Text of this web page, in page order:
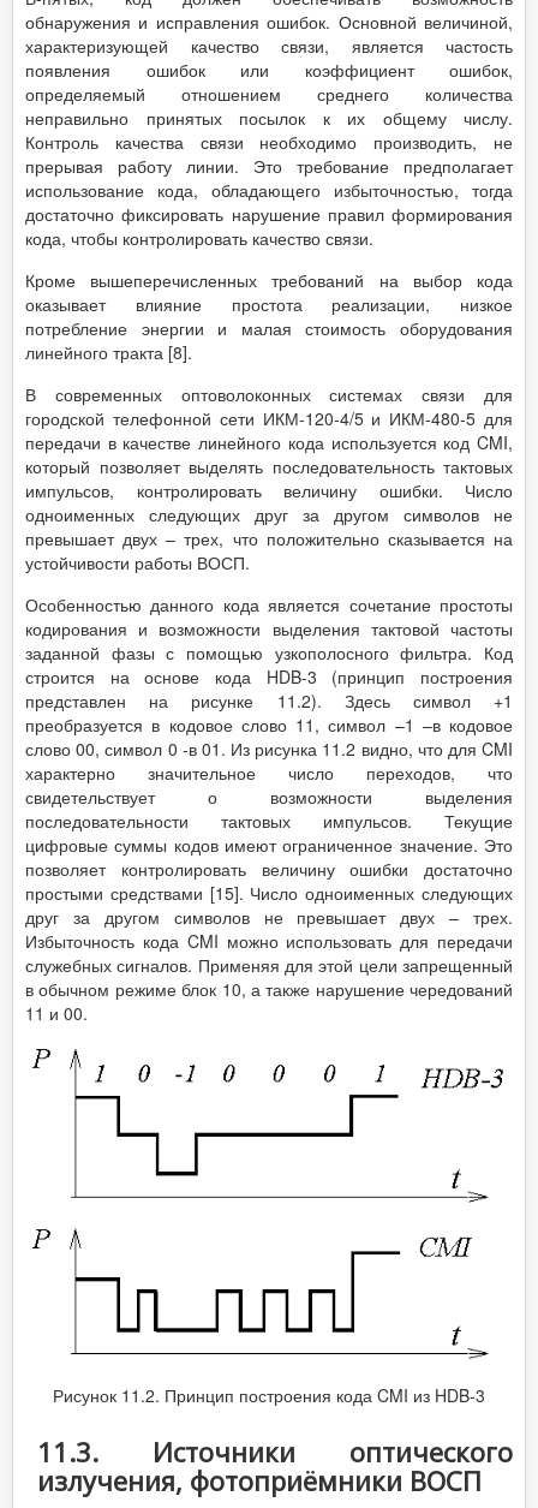
обнаружения и исправления ошибок. Основной величиной,
характеризующей качество связи, является частость
появления ошибок или коэффициент ошибок,
определяемый отношением среднего количества
неправильно принятых посылок к их общему числу.
Контроль качества связи необходимо производить, не
прерывая работу линии. Это требование предполагает
использование кода, обладающего избыточностью, тогда
достаточно фиксировать нарушение правил формирования
кода, чтобы контролировать качество связи.
Кроме вышеперечисленных требований на выбор кода
оказывает влияние простота реализации, низкое
потребление энергии и малая стоимость оборудования
линейного тракта [8].
В современных оптоволоконных системах связи для
городской телефонной сети ИКМ-120-4/5 и ИКМ-480-5 для
передачи в качестве линейного кода используется код CMI,
который позволяет выделять последовательность тактовых
импульсов, контролировать величину ошибки. Число
одноименных следующих друг за другом символов не
превышает двух – трех, что положительно сказывается на
устойчивости работы ВОСП.
Особенностью данного кода является сочетание простоты
кодирования и возможности выделения тактовой частоты
заданной фазы с помощью узкополосного фильтра. Код
строится на основе кода HDB-3 (принцип построения
представлен на рисунке 11.2). Здесь символ +1
преобразуется в кодовое слово 11, символ –1 –в кодовое
слово 00, символ 0 -в 01. Из рисунка 11.2 видно, что для CMI
характерно значительное число переходов, что
свидетельствует о возможности выделения
последовательности тактовых импульсов. Текущие
цифровые суммы кодов имеют ограниченное значение. Это
позволяет контролировать величину ошибки достаточно
простыми средствами [15]. Число одноименных следующих
друг за другом символов не превышает двух – трех.
Избыточность кода CMI можно использовать для передачи
служебных сигналов. Применяя для этой цели запрещенный
в обычном режиме блок 10, а также нарушение чередований
11 и 00.
Рисунок 11.2. Принцип построения кода CMI из HDB-3
11.3. Источники оптического
излучения, фотоприёмники ВОСП